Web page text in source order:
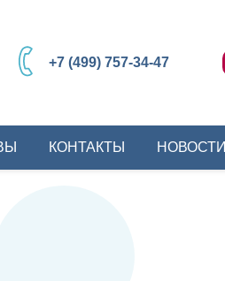
+7 (499) 757-34-47
КОНТАКТЫ НОВОСТИ